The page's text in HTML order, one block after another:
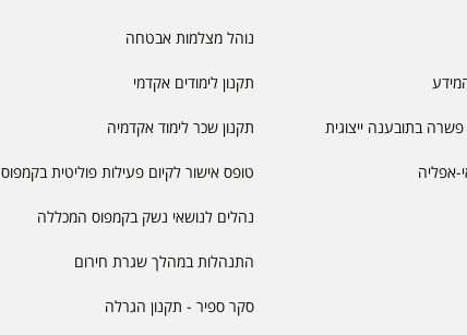
בתובענה ייצוגית
אפליה
נוהל מצלמות אבטחה
תקנון לימודים אקדמי
תקנון שכר לימוד אקדמיה
טופס אישור לקיום פעילות פוליטית בקמפוס
נהלים לנושאי נשק בקמפוס המכללה
התנהלות במהלך שגרת חירום
סקר ספיר - תקנון הגרלה